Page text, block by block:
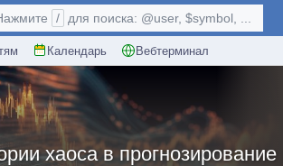
Календарь Вебтерминал
/ для поиска: @user, $symbol, ...
хаоса в